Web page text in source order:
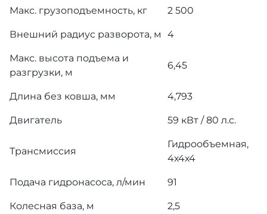
Макс. грузоподъемность, кг 2 500
Внешний радиус разворота, м 4
Макс. высота подъема и
разгрузки, м
6,45
Длина без ковша, мм 4,793
Двигатель 59 кВт / 80 л.с.
Трансмиссия
Гидрообъемная,
4х4х4
Подача гидронасоса, л/мин 91
Колесная база, м 2,5